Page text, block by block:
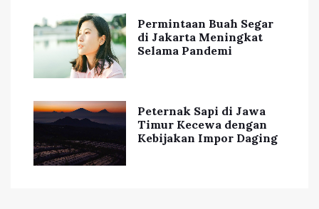
Permintaan Buah Segar
di Jakarta Meningkat
Selama Pandemi
Peternak Sapi di Jawa
Timur Kecewa dengan
Kebijakan Impor Daging